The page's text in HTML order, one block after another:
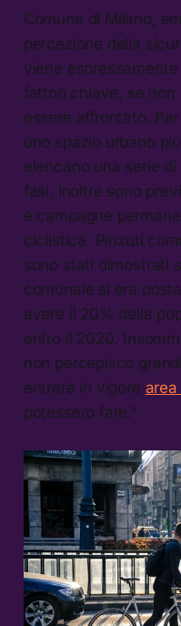
Comune di Milano,
percezione della
viene
fattori chiave, se non
essere affrontato.
uno spazio urbano
elencano una serie
fasi, inoltre sono
e campagne
ciclistica. Pinzuti
sono stati dimostrati
comunale si era
avere il 20% della
entro il 2020.
non percepisco
entrerà in vigore area
potessero fare.”